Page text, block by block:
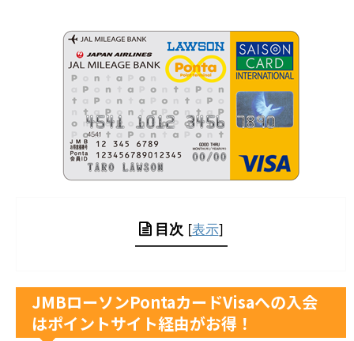
目次 [表示]
JMBローソンPontaカードVisaへの入会
はポイントサイト経由がお得！